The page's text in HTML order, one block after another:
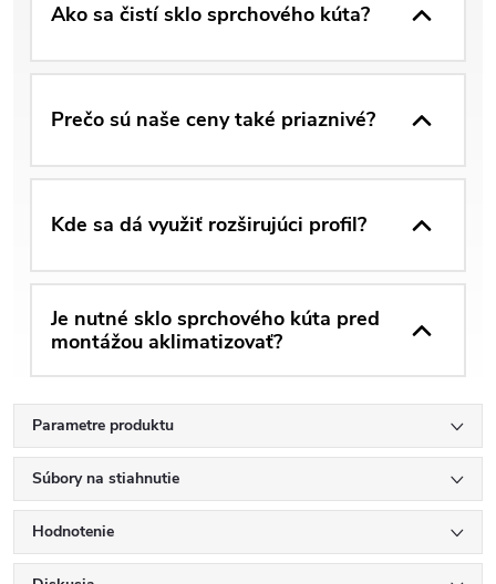
Ako sa čistí sklo sprchového kúta?
Prečo sú naše ceny také priaznivé?
Kde sa dá využiť rozširujúci profil?
Je nutné sklo sprchového kúta pred
montážou aklimatizovať?
Parametre produktu
Súbory na stiahnutie
Hodnotenie